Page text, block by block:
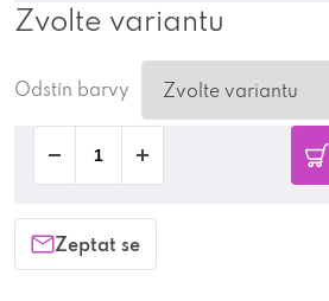
Zvolte variantu
Odstín barvy
Zeptat se